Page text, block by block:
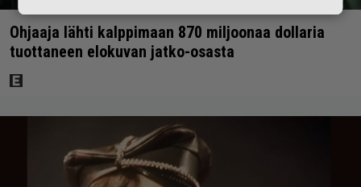
Ohjaaja lähti kalppimaan 870 miljoonaa dollaria
tuottaneen elokuvan jatko-osasta